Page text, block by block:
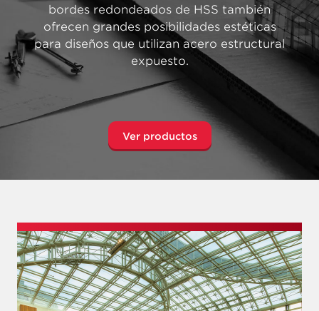
bordes redondeados de HSS también
ofrecen grandes posibilidades estéticas
para diseños que utilizan acero estructural
expuesto.
Ver productos